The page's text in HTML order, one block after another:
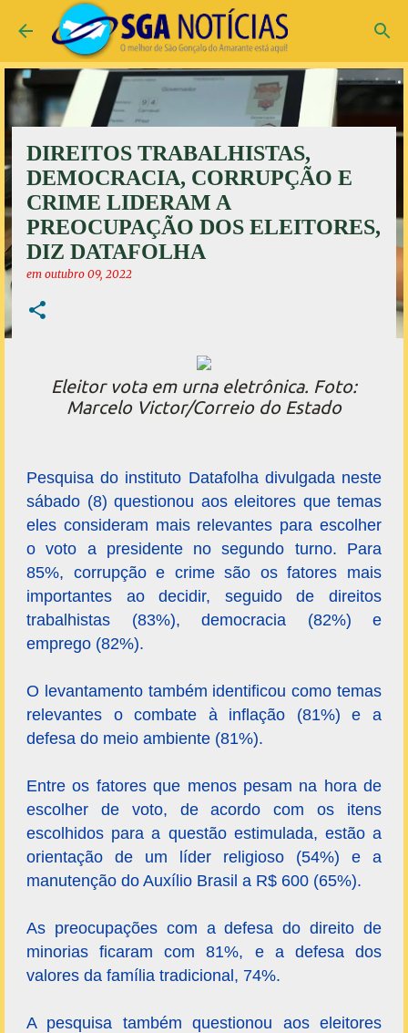
Pular para o conteúdo principal
DIREITOS TRABALHISTAS,
DEMOCRACIA, CORRUPÇÃO E
CRIME LIDERAM A
PREOCUPAÇÃO DOS ELEITORES,
DIZ DATAFOLHA
em outubro 09, 2022
Eleitor vota em urna eletrônica. Foto:
Marcelo Victor/Correio do Estado
Pesquisa do instituto Datafolha divulgada neste
sábado (8) questionou aos eleitores que temas
eles consideram mais relevantes para escolher
o voto a presidente no segundo turno. Para
85%, corrupção e crime são os fatores mais
importantes ao decidir, seguido de direitos
trabalhistas (83%), democracia (82%) e
emprego (82%).
O levantamento também identificou como temas
relevantes o combate à inflação (81%) e a
defesa do meio ambiente (81%).
Entre os fatores que menos pesam na hora de
escolher de voto, de acordo com os itens
escolhidos para a questão estimulada, estão a
orientação de um líder religioso (54%) e a
manutenção do Auxílio Brasil a R$ 600 (65%).
As preocupações com a defesa do direito de
minorias ficaram com 81%, e a defesa dos
valores da família tradicional, 74%.
A pesquisa também questionou aos eleitores